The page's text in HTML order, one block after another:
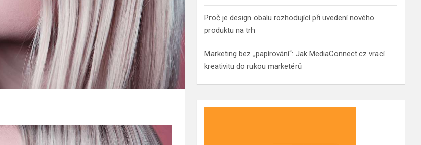
Proč je design obalu rozhodující při uvedení nového
produktu na trh
Marketing bez „papírování“: Jak MediaConnect.cz vrací
kreativitu do rukou marketérů